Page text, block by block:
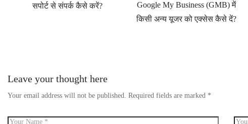
सपोर्ट से संपर्क कैसे करें?
Google My Business (GMB) में
किसी अन्य यूजर को एक्सेस कैसे दें?
Leave your thought here
Your email address will not be published. Required fields are marked *